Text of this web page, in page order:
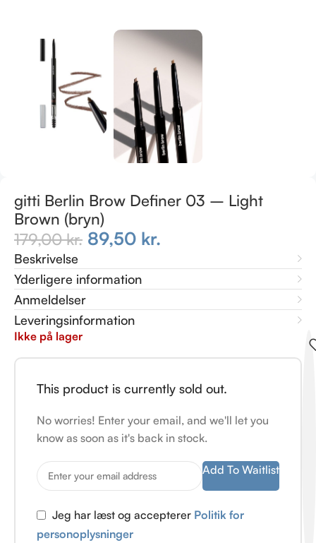
gitti Berlin Brow Definer 03 – Light
Brown (bryn)
179,00kr. 89,50 kr.
Beskrivelse
Yderligere information
Anmeldelser
Leveringsinformation
Ikke på lager
This product is currently sold out.
No worries! Enter your email, and we'll let you
know as soon as it's back in stock.
Add To Waitlist
Jeg har læst og accepterer Politik for
personoplysninger